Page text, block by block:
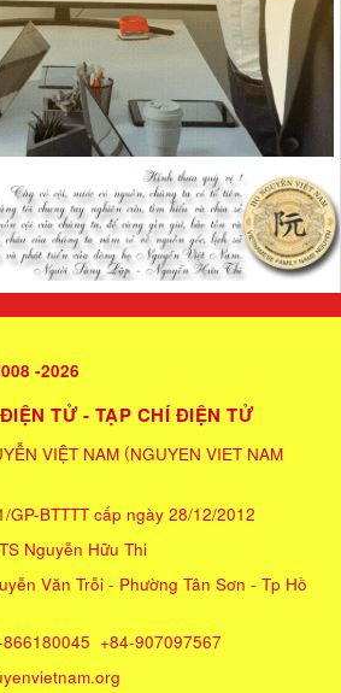
-2026
TỬ - TẠP CHÍ ĐIỆN TỬ
VIỆT NAM (NGUYEN VIET NAM
GP-BTTTT cấp ngày 28/12/2012
TS Nguyễn Hữu Thi
Văn Trỗi - Phường Tân Sơn - Tp Hồ
+84-907097567